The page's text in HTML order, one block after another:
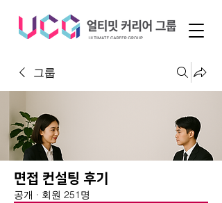
그룹
면접 컨설팅 후기
공개 · 회원 251명